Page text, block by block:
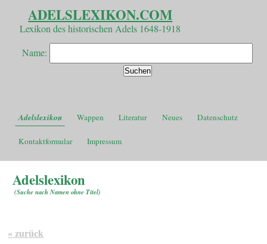
ADELSLEXIKON.COM
Lexikon des historischen Adels 1648-1918
Name:
Adelslexikon Wappen Literatur Neues Datenschutz
Kontaktformular Impressum
Adelslexikon
(Suche nach Namen ohne Titel)
« zurück